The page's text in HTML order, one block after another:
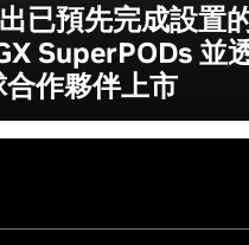
已預先完成設置
SuperPODs 並
作夥伴上市